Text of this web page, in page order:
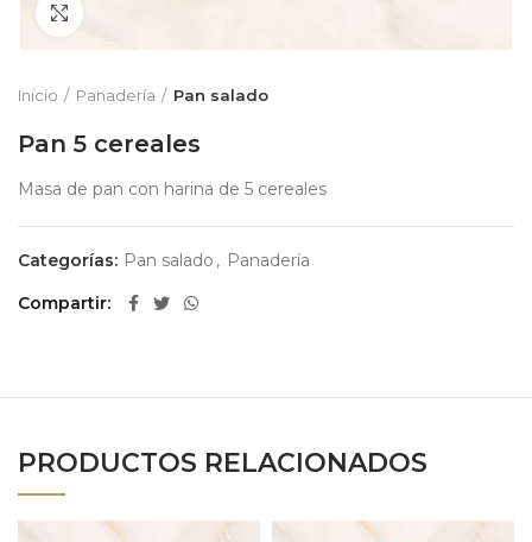
Inicio Panadería Pan salado
Pan 5 cereales
Masa de pan con harina de 5 cereales
Categorías: Pan salado , Panadería
Compartir
PRODUCTOS RELACIONADOS